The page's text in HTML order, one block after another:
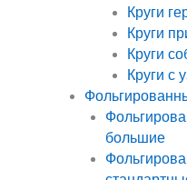
Круги
Круги
Круги
Круги с
большие